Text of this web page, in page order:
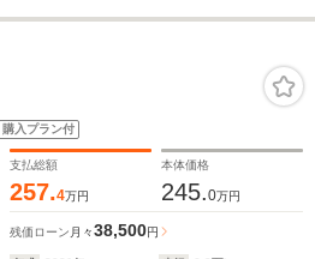
購入プラン付
支払総額
257.4万円
本体価格
245.0万円
残価ローン 月々38,500円